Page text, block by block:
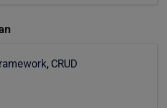
CRUD